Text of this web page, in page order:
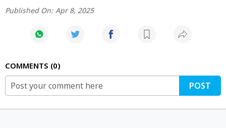
Published On: Apr 8, 2025
COMMENTS 0
POST